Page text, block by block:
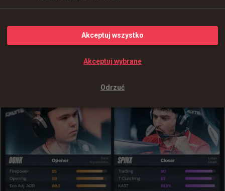
Odrzuć
Akceptuj wybrane
Akceptuj wszystko